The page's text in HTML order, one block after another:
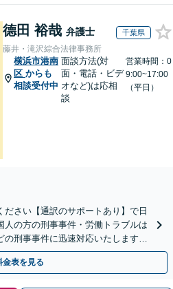
德田 裕哉 弁護士 千葉県
藤井・滝沢綜合法律事務所
横浜市港南
区 からも
相談受付中
面談方法(対
面・電話・ビデ
オなど)は応相
談
営業時間：0
9:00~17:00
（平日）
さい【通訳のサポートあり】で日
の方の刑事事件・労働トラブルは
の刑事事件に迅速対応いたします。
金表を見る